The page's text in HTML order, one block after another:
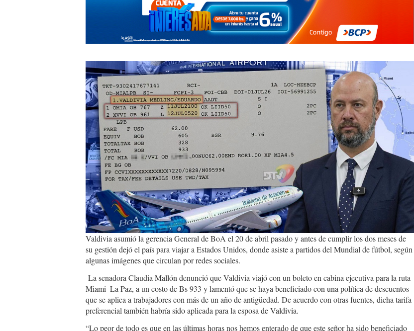
valdivia.jpg
Valdivia asumió la gerencia General de BoA el 20 de abril pasado y antes de cumplir los dos meses de
su gestión dejó el país para viajar a Estados Unidos, donde asiste a partidos del Mundial de fútbol, según
algunas imágenes que circulan por redes sociales.
La senadora Claudia Mallón denunció que Valdivia viajó con un boleto en cabina ejecutiva para la ruta
Miami–La Paz, a un costo de Bs 933 y lamentó que se haya beneficiado con una política de descuentos
que se aplica a trabajadores con más de un año de antigüedad. De acuerdo con otras fuentes, dicha tarifa
preferencial también habría sido aplicada para la esposa de Valdivia.
“Lo peor de todo es que en las últimas horas nos hemos enterado de que este señor ha sido beneficiado